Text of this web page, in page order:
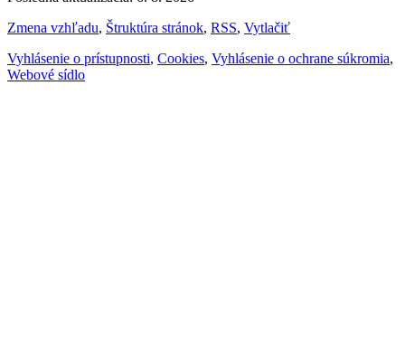
Zmena vzhľadu, Štruktúra stránok, RSS, Vytlačiť
Vyhlásenie o prístupnosti, Cookies, Vyhlásenie o ochrane súkromia,
Webové sídlo